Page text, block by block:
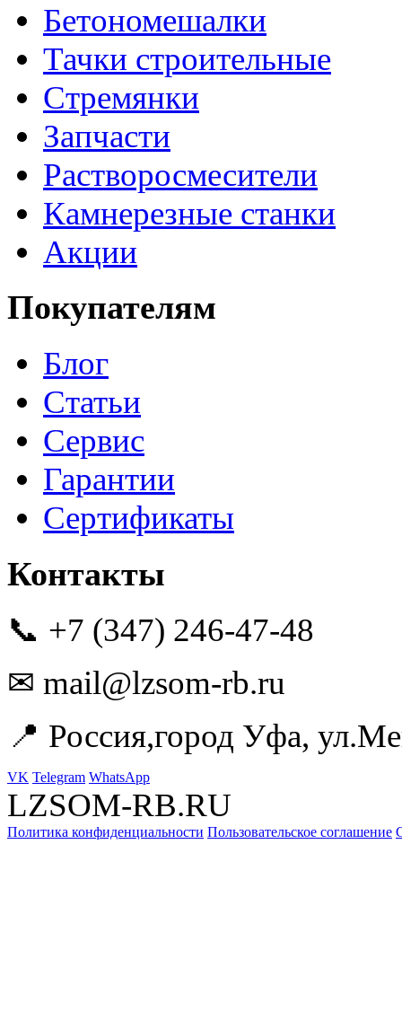
Бетономешалки
Тачки строительные
Стремянки
Запчасти
Растворосмесители
Камнерезные станки
Акции
Покупателям
Блог
Статьи
Сервис
Гарантии
Сертификаты
Контакты
📞 +7 (347) 246-47-48
✉ mail@lzsom-rb.ru
📍 Россия,город Уфа,
VK Telegram WhatsApp
LZSOM-RB.RU
Политика конфиденциальности Пользовательское соглашение